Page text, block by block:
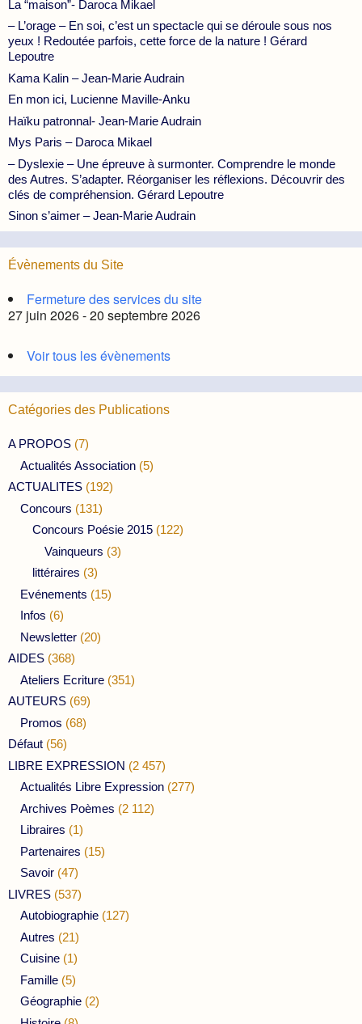
La “maison”- Daroca Mikael
– L’orage – En soi, c’est un spectacle qui se déroule sous nos
yeux ! Redoutée parfois, cette force de la nature ! Gérard
Lepoutre
Kama Kalin – Jean-Marie Audrain
En mon ici, Lucienne Maville-Anku
Haïku patronnal- Jean-Marie Audrain
Mys Paris – Daroca Mikael
– Dyslexie – Une épreuve à surmonter. Comprendre le monde
des Autres. S’adapter. Réorganiser les réflexions. Découvrir des
clés de compréhension. Gérard Lepoutre
Sinon s’aimer – Jean-Marie Audrain
Évènements du Site
Fermeture des services du site
27 juin 2026 - 20 septembre 2026
Voir tous les évènements
Catégories des Publications
A PROPOS (7)
Actualités Association (5)
ACTUALITES (192)
Concours (131)
Concours Poésie 2015 (122)
Vainqueurs (3)
littéraires (3)
Evénements (15)
Infos (6)
Newsletter (20)
AIDES (368)
Ateliers Ecriture (351)
AUTEURS (69)
Promos (68)
Défaut (56)
LIBRE EXPRESSION (2 457)
Actualités Libre Expression (277)
Archives Poèmes (2 112)
Libraires (1)
Partenaires (15)
Savoir (47)
LIVRES (537)
Autobiographie (127)
Autres (21)
Cuisine (1)
Famille (5)
Géographie (2)